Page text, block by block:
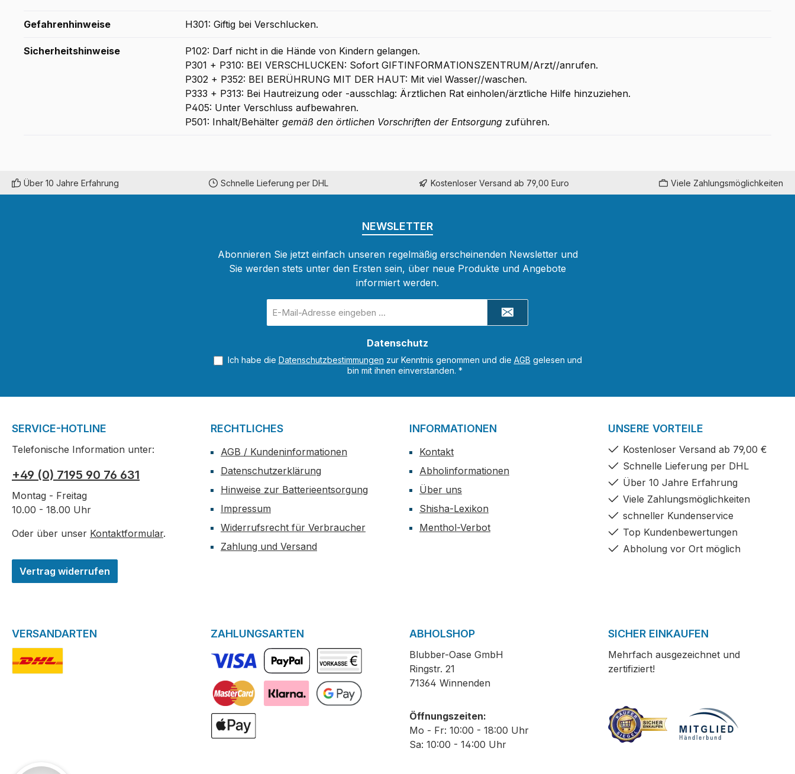
Gefahrenhinweise H301: Giftig bei Verschlucken.
Sicherheitshinweise
P102: Darf nicht in die Hände von Kindern gelangen.
P301 + P310: BEI VERSCHLUCKEN: Sofort GIFTINFORMATIONSZENTRUM/Arzt//anrufen.
P302 + P352: BEI BERÜHRUNG MIT DER HAUT: Mit viel Wasser//waschen.
P333 + P313: Bei Hautreizung oder -ausschlag: Ärztlichen Rat einholen/ärztliche Hilfe hinzuziehen.
P405: Unter Verschluss aufbewahren.
P501: Inhalt/Behälter gemäß den örtlichen Vorschriften der Entsorgungzuführen.
Über 10 Jahre Erfahrung Schnelle Lieferung per DHL Kostenloser Versand ab 79,00 Euro Viele Zahlungsmöglichkeiten
NEWSLETTER
Abonnieren Sie jetzt einfach unseren regelmäßig erscheinenden Newsletter und
Sie werden stets unter den Ersten sein, über neue Produkte und Angebote
informiert werden.
Mail-
Datenschutz
Ich habe die Datenschutzbestimmungen zur Kenntnis genommen und die AGB gelesen und
bin mit ihnen einverstanden. *
SERVICE-HOTLINE
Telefonische Information unter:
+49 (0) 7195 90 76 631
Montag - Freitag
10.00 - 18.00 Uhr
Oder über unser Kontaktformular.
Vertrag widerrufen
RECHTLICHES
AGB / Kundeninformationen
Datenschutzerklärung
Hinweise zur Batterieentsorgung
Impressum
Widerrufsrecht für Verbraucher
Zahlung und Versand
INFORMATIONEN
Kontakt
Abholinformationen
Über uns
Shisha-Lexikon
Menthol-Verbot
UNSERE VORTEILE
Kostenloser Versand ab 79,00 €
Schnelle Lieferung per DHL
Über 10 Jahre Erfahrung
Viele Zahlungsmöglichkeiten
schneller Kundenservice
Top Kundenbewertungen
Abholung vor Ort möglich
VERSANDARTEN ZAHLUNGSARTEN
Vorkasse
PayPal
Kreditkarte
VISA Logo
ABHOLSHOP
Blubber-Oase GmbH
Ringstr. 21
71364 Winnenden
Öffnungszeiten:
Mo - Fr: 10:00 - 18:00 Uhr
Sa: 10:00 - 14:00 Uhr
SICHER EINKAUFEN
Mehrfach ausgezeichnet und
zertifiziert!